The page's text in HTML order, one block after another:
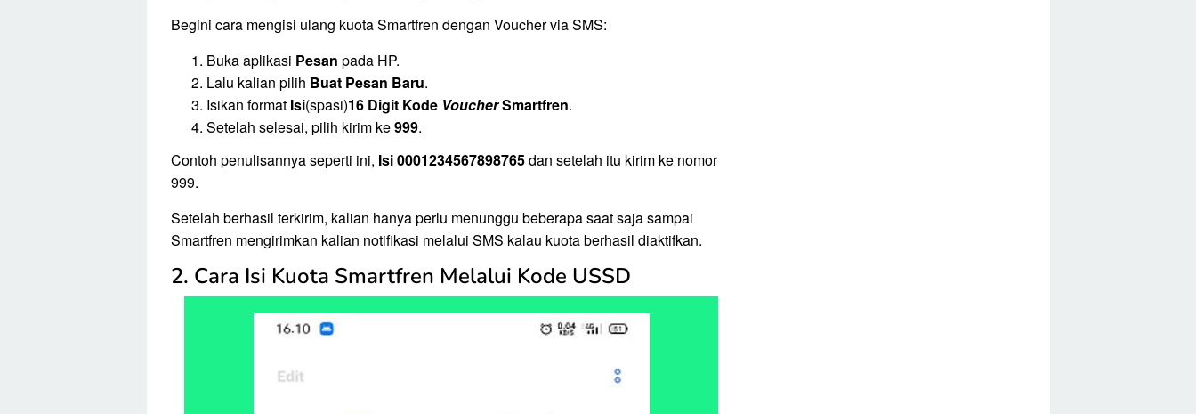
Begini cara mengisi ulang kuota Smartfren dengan Voucher via SMS:
Buka aplikasi Pesan pada HP.
Lalu kalian pilih Buat Pesan Baru.
Isikan format Isi(spasi)16 Digit Kode VoucherSmartfren.
Setelah selesai, pilih kirim ke999.
Contoh penulisannya seperti ini, Isi 0001234567898765dan setelah itu kirim ke nomor
999.
Setelah berhasil terkirim, kalian hanya perlu menunggu beberapa saat saja sampai
Smartfren mengirimkan kalian notifikasi melalui SMS kalau kuota berhasil diaktifkan.
2. Cara Isi Kuota Smartfren Melalui Kode USSD